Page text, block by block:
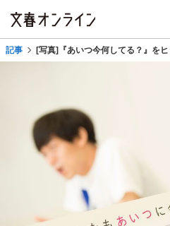
記事 [写真]『あいつ今何してる？』を